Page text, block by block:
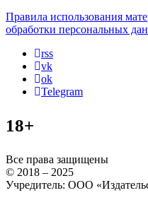
Правила использования
обработки персональных
rss
vk
ok
Telegram
18+
Все права защищены
© 2018 – 2025
Учредитель: ООО